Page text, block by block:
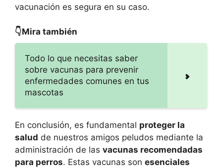
vacunación es segura en su caso.
👇Mira también
Todo lo que necesitas saber
sobre vacunas para prevenir
enfermedades comunes en tus
mascotas
En conclusión, es fundamental proteger la
salud de nuestros amigos peludos mediante la
administración de las vacunas recomendadas
para perros. Estas vacunas son esenciales